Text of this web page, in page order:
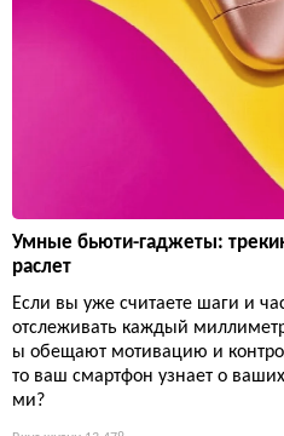
Умные бьюти-гаджеты:
раслет
Если вы уже считаете шаги и
отслеживать каждый
ы обещают мотивацию и
то ваш смартфон узнает о
ми?